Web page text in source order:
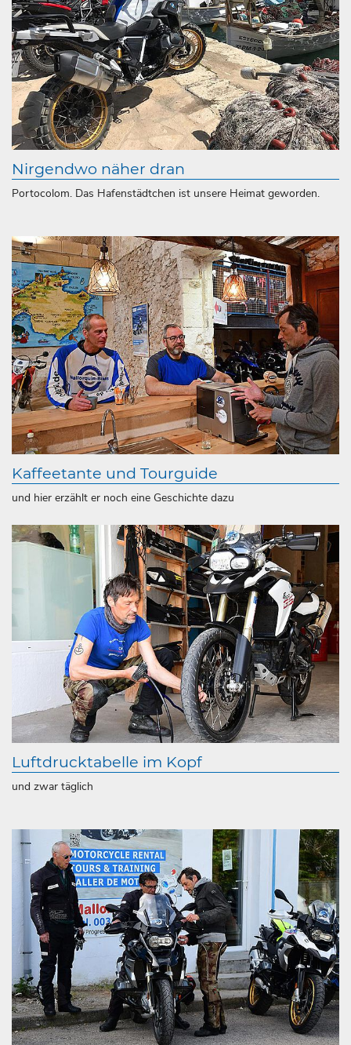
Nirgendwo näher dran
Portocolom. Das Hafenstädtchen ist unsere Heimat geworden.
Kaffeetante und Tourguide
und hier erzählt er noch eine Geschichte dazu
Luftdrucktabelle im Kopf
und zwar täglich